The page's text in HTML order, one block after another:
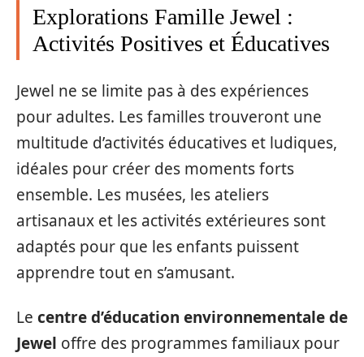
Explorations Famille Jewel :
Activités Positives et Éducatives
Jewel ne se limite pas à des expériences
pour adultes. Les familles trouveront une
multitude d’activités éducatives et ludiques,
idéales pour créer des moments forts
ensemble. Les musées, les ateliers
artisanaux et les activités extérieures sont
adaptés pour que les enfants puissent
apprendre tout en s’amusant.
Le centre d’éducation environnementale de
Jewel offre des programmes familiaux pour